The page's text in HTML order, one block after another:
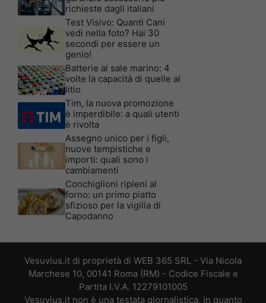
richieste dagli italiani
Test Visivo: Quanti Cani
vedi nella foto? Hai 30
secondi per essere un
genio!
Batterie al sale marino: 4
volte la capacità di quelle al
litio
Tim, la nuova promozione
è imperdibile: a quali utenti
è rivolta
Assegno unico per i figli,
nuove tempistiche e
importi: quali sono i
cambiamenti
Conchiglioni ripieni al
forno: un primo piatto
sfizioso per la vigilia di
Capodanno
Vesuvius.it di proprietà di WEB 365 SRL - Via Nicola
Marchese 10, 00141 Roma (RM) - Codice Fiscale e
Partita I.V.A. 12279101005
Vesuvius.it non è una testata giornalistica, in quanto